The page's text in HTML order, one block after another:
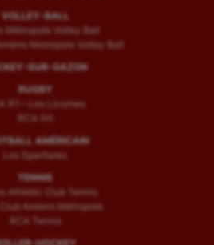
VOLLEY-BALL
Métropole Volley Ball
Metropole Volley Ball
SUR-GAZON
RUGBY
(F) – Les Licornes
RCA (H)
AMÉRICAIN
Les Spartiates
TENNIS
Athletic Club Tennis
Club Amiens Métropole
RCA Tennis